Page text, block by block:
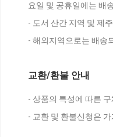
요일 및 공휴일에는 배
- 도서 산간 지역 및 제
- 해외지역으로는 배송
교환/환불 안내
- 상품의 특성에 따른
- 교환 및 환불신청은